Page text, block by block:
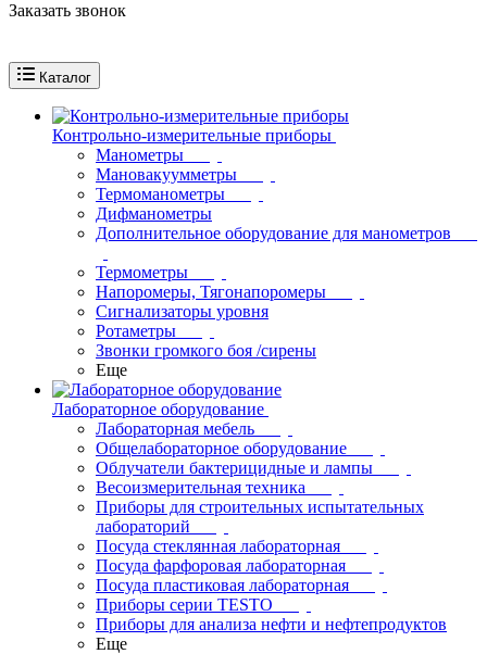
Заказать звонок
Каталог
Контрольно-измерительные приборы
Манометры
Мановакуумметры
Термоманометры
Дифманометры
Дополнительное оборудование для манометров
Термометры
Напоромеры, Тягонапоромеры
Сигнализаторы уровня
Ротаметры
Звонки громкого боя /сирены
Еще
Лабораторное оборудование
Лабораторная мебель
Общелабораторное оборудование
Облучатели бактерицидные и лампы
Весоизмерительная техника
Приборы для строительных испытательных
лабораторий
Посуда стеклянная лабораторная
Посуда фарфоровая лабораторная
Посуда пластиковая лабораторная
Приборы серии TESTO
Приборы для анализа нефти и нефтепродуктов
Еще